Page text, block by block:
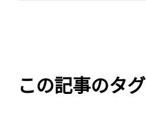
この記事のタグ